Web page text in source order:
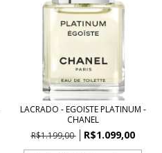
LACRADO - EGOISTE PLATINUM -
CHANEL
R$1.199,00
R$1.099,00